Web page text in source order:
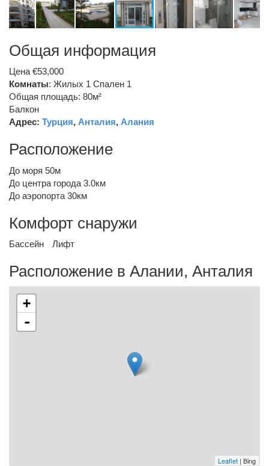
Общая информация
Цена €53,000
Комнаты: Жилых 1 Спален 1
Общая площадь: 80м²
Балкон
Адрес: Турция, Анталия, Алания
Расположение
До моря 50м
До центра города 3.0км
До аэропорта 30км
Комфорт снаружи
Бассейн Лифт
Расположение в Алании, Анталия
+
-
Leaflet | Bing